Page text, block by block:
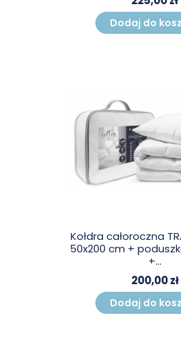
Dodaj do
Kołdra całoroczna
50x200 cm +
+...
200,00 zł
Dodaj do